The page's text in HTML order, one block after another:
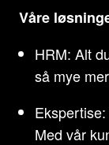
Våre
HRM: Alt
så mye
Med vår